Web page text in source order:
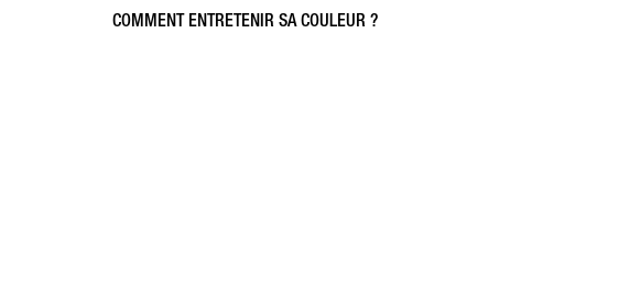
COMMENT ENTRETENIR SA COULEUR ?